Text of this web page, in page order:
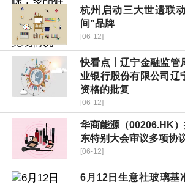
杭州启动三大世遗联
间”品牌
[06-12]
快看点丨辽宁金融监管
业银行股份有限公司辽
资格的批复
[06-12]
华商能源（00206.HK
东特别大会审议多项协
[06-12]
6月12日生意社玻璃基